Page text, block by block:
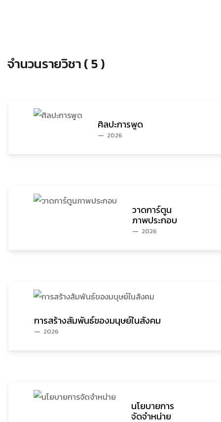
จำนวนรายวิชา ( 5 )
ศิลปะการพูด
2026
วาดการ์ตูน
ภาพประกอบ
2026
การสร้างสัมพันธ์ของมนุษย์ในสังคม
2026
นโยบายการ
จัดจำหน่าย